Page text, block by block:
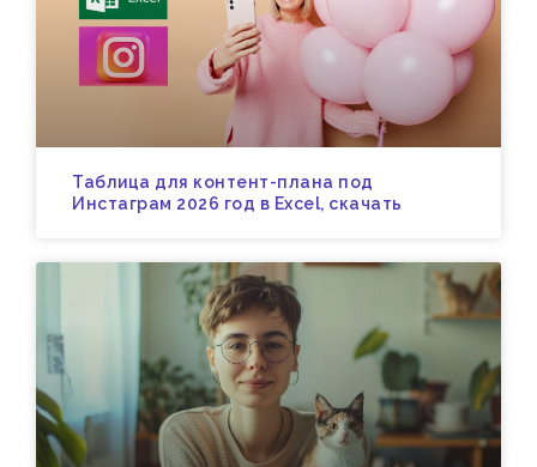
Таблица для контент-плана под
Инстаграм 2026 год в Excel, скачать